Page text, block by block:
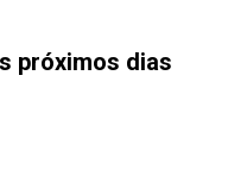
próximos dias